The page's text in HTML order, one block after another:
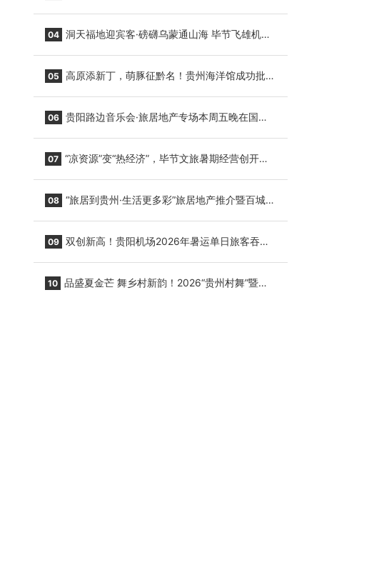
04 洞天福地迎宾客·磅礴乌蒙通山海 毕节飞雄机场
05 高原添新丁，萌豚征黔名！贵州海洋馆成功批量
06 贵阳路边音乐会·旅居地产专场本周五晚在国际
07 “凉资源”变“热经济”，毕节文旅暑期经营创开门
08 “旅居到贵州·生活更多彩”旅居地产推介暨百城千
09 双创新高！贵阳机场2026年暑运单日旅客吞吐
10 品盛夏金芒 舞乡村新韵！2026“贵州村舞”暨望